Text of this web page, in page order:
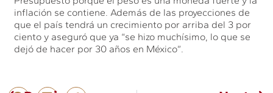
inflación se contiene. Además de las proyecciones de
que el país tendrá un crecimiento por arriba del 3 por
ciento y aseguró que ya “se hizo muchísimo, lo que se
dejó de hacer por 30 años en México”.